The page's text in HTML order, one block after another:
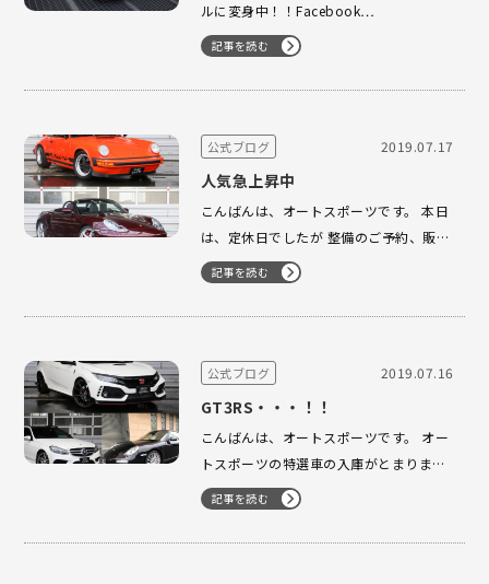
ルに変身中！！Facebook…
記事を読む
公式ブログ 2019.07.17
人気急上昇中
こんばんは、オートスポーツです。 本日
は、定休日でしたが 整備のご予約、販売
の御成約を頂きました。 ありがとうござ
いました。 大人気の２台でございます。
SCは、当社メカニックがとても楽しい一
程度&価格に自信あり …
記事を読む
公式ブログ 2019.07.16
GT3RS・・・！！
こんばんは、オートスポーツです。 オー
トスポーツの特選車の入庫がとまりませ
ん！！ 3台一挙に入庫致しました。
TYPE Rの818キロ！！997 4S PDKと 大
人気の予感(^-^)でございます。 本日より
記事を読む